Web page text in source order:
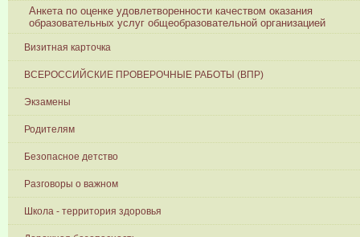
Анкета по оценке удовлетворенности качеством оказания
образовательных услуг общеобразовательной организацией
Визитная карточка
ВСЕРОССИЙСКИЕ ПРОВЕРОЧНЫЕ РАБОТЫ (ВПР)
Экзамены
Родителям
Безопасное детство
Разговоры о важном
Школа - территория здоровья